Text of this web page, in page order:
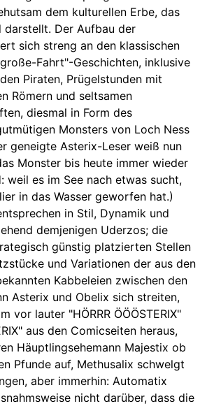
dem kulturellen Erbe, das
darstellt. Der Aufbau der
sich streng an den klassischen
Fahrt"-Geschichten, inklusive
Piraten, Prügelstunden mit
Römern und seltsamen
diesmal in Form des
Monsters von Loch Ness
geneigte Asterix-Leser weiß nun
Monster bis heute immer wieder
weil es im See nach etwas sucht,
in das Wasser geworfen hat.)
in Stil, Dynamik und
demjenigen Uderzos; die
günstig platzierten Stellen
und Variationen der aus den
Kabbeleien zwischen den
Asterix und Obelix sich streiten,
vor lauter "HÖRRR ÖÖÖSTERIX"
aus den Comicseiten heraus,
Häuptlingsehemann Majestix ob
Pfunde auf, Methusalix schwelgt
aber immerhin: Automatix
nicht darüber, dass die